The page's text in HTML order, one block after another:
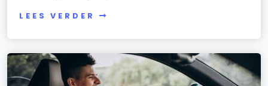
LEES VERDER